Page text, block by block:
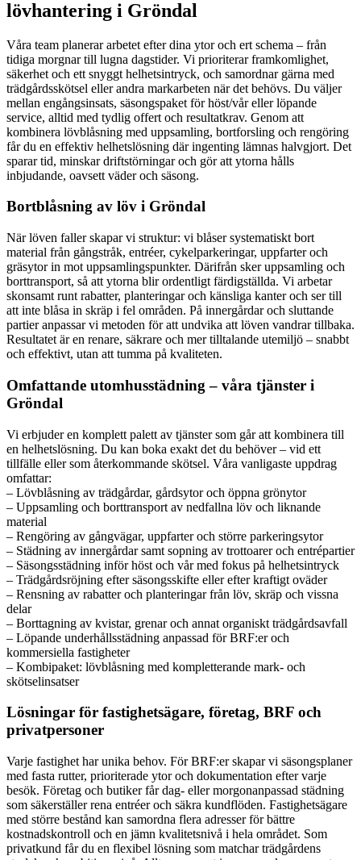
lövhantering i Gröndal
Våra team planerar arbetet efter dina ytor och ert schema – från
tidiga morgnar till lugna dagstider. Vi prioriterar framkomlighet,
säkerhet och ett snyggt helhetsintryck, och samordnar gärna med
trädgårdsskötsel eller andra markarbeten när det behövs. Du väljer
mellan engångsinsats, säsongspaket för höst/vår eller löpande
service, alltid med tydlig offert och resultatkrav. Genom att
kombinera lövblåsning med uppsamling, bortforsling och rengöring
får du en effektiv helhetslösning där ingenting lämnas halvgjort. Det
sparar tid, minskar driftstörningar och gör att ytorna hålls
inbjudande, oavsett väder och säsong.
Bortblåsning av löv i Gröndal
När löven faller skapar vi struktur: vi blåser systematiskt bort
material från gångstråk, entréer, cykelparkeringar, uppfarter och
gräsytor in mot uppsamlingspunkter. Därifrån sker uppsamling och
borttransport, så att ytorna blir ordentligt färdigställda. Vi arbetar
skonsamt runt rabatter, planteringar och känsliga kanter och ser till
att inte blåsa in skräp i fel områden. På innergårdar och sluttande
partier anpassar vi metoden för att undvika att löven vandrar tillbaka.
Resultatet är en renare, säkrare och mer tilltalande utemiljö – snabbt
och effektivt, utan att tumma på kvaliteten.
Omfattande utomhusstädning – våra tjänster i
Gröndal
Vi erbjuder en komplett palett av tjänster som går att kombinera till
en helhetslösning. Du kan boka exakt det du behöver – vid ett
tillfälle eller som återkommande skötsel. Våra vanligaste uppdrag
omfattar:
– Lövblåsning av trädgårdar, gårdsytor och öppna grönytor
– Uppsamling och borttransport av nedfallna löv och liknande
material
– Rengöring av gångvägar, uppfarter och större parkeringsytor
– Städning av innergårdar samt sopning av trottoarer och entrépartier
– Säsongsstädning inför höst och vår med fokus på helhetsintryck
– Trädgårdsröjning efter säsongsskifte eller efter kraftigt oväder
– Rensning av rabatter och planteringar från löv, skräp och vissna
delar
– Borttagning av kvistar, grenar och annat organiskt trädgårdsavfall
– Löpande underhållsstädning anpassad för BRF:er och
kommersiella fastigheter
– Kombipaket: lövblåsning med kompletterande mark- och
skötselinsatser
Lösningar för fastighetsägare, företag, BRF och
privatpersoner
Varje fastighet har unika behov. För BRF:er skapar vi säsongsplaner
med fasta rutter, prioriterade ytor och dokumentation efter varje
besök. Företag och butiker får dag- eller morgonanpassad städning
som säkerställer rena entréer och säkra kundflöden. Fastighetsägare
med större bestånd kan samordna flera adresser för bättre
kostnadskontroll och en jämn kvalitetsnivå i hela området. Som
privatkund får du en flexibel lösning som matchar trädgårdens